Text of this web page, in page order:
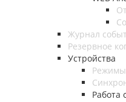
Журнал
Резервное
Устройства
Режимы
Работа